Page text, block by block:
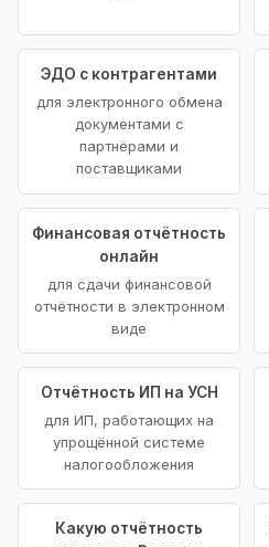
ЭДО с контрагентами
для электронного обмена
документами с
партнёрами и
поставщиками
Финансовая отчётность
онлайн
для сдачи финансовой
отчётности в электронном
виде
Отчётность ИП на УСН
для ИП, работающих на
упрощённой системе
налогообложения
Какую отчётность